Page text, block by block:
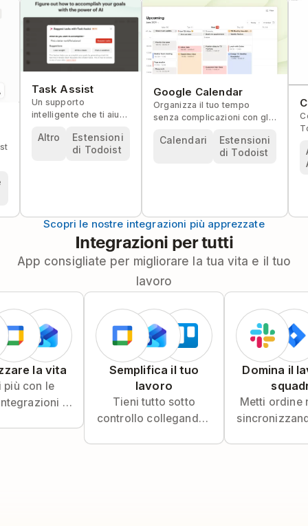
Task Assist
Un supporto
intelligente che ti aiuta
obiettivi in realtà.
Altro
Estensioni
di Todoist
Google Calendar
Organizza il tuo tempo
senza complicazioni con gli
le attività di Todoist, tutto in
Calendari
Estensioni
di Todoist
Scopri le nostre integrazioni più apprezzate
Integrazioni per tutti
App consigliate per migliorare la tua vita e il tuo
lavoro
la vita
più con le
di
Semplifica il tuo
lavoro
Tieni tutto sotto
controllo collegando i
Domina il
Metti ordine